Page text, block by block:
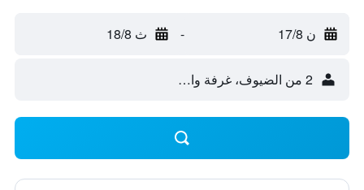
ن 17/8 - ث 18/8
2 من الضيوف، غرفة واحدة